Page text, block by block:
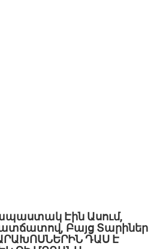
Էին Ասում,
Բայց Տարիներ
ԴԱՍ Է